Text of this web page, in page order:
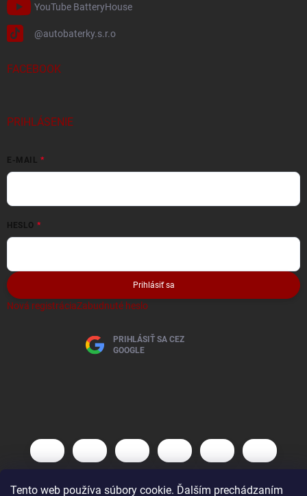
Tento web používa súbory cookie. Ďalším prechádzaním
YouTube BatteryHouse
@autobaterky.s.r.o
FACEBOOK
PRIHLÁSENIE
E-MAIL
HESLO
Prihlásiť sa
Nová registráciaZabudnuté heslo
PRIHLÁSIŤ SA CEZ
GOOGLE